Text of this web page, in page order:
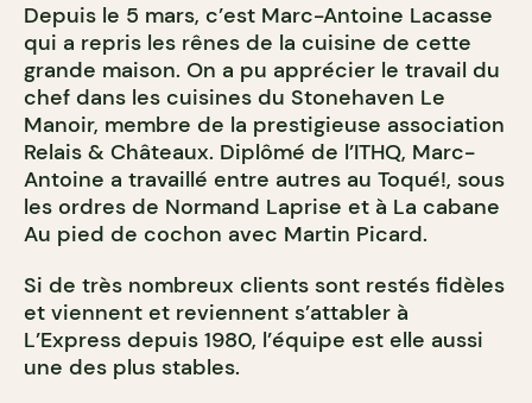
Depuis le 5 mars, c’est Marc-Antoine Lacasse
qui a repris les rênes de la cuisine de cette
grande maison. On a pu apprécier le travail du
chef dans les cuisines du Stonehaven Le
Manoir, membre de la prestigieuse association
Relais & Châteaux. Diplômé de l’ITHQ, Marc-
Antoine a travaillé entre autres au Toqué!, sous
les ordres de Normand Laprise et à La cabane
Au pied de cochon avec Martin Picard.
Si de très nombreux clients sont restés fidèles
et viennent et reviennent s’attabler à
L’Express depuis 1980, l’équipe est elle aussi
une des plus stables.